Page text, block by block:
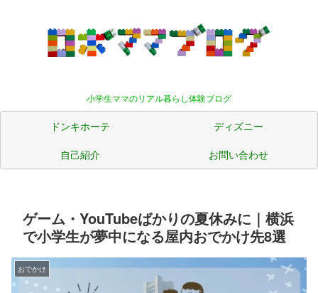
小学生ママのリアル暮らし体験ブログ
ドンキホーテ
ディズニー
自己紹介
お問い合わせ
ゲーム・YouTubeばかりの夏休みに｜横浜
で小学生が夢中になる屋内おでかけ先8選
おでかけ